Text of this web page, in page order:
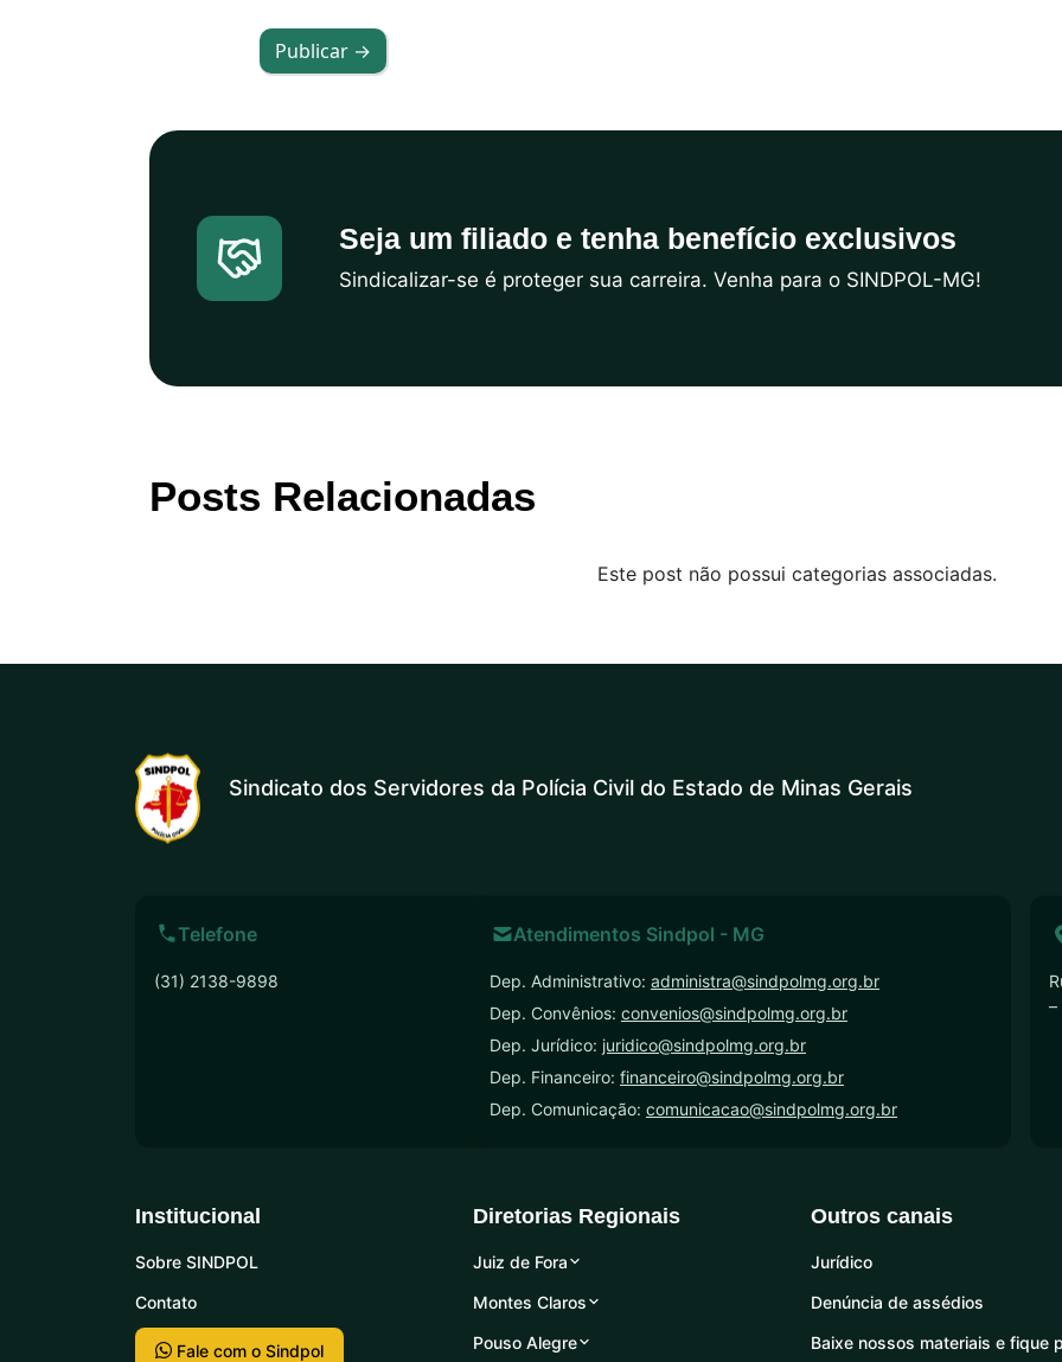
Publicar →
Seja um filiado e tenha benefício exclusivos
Sindicalizar-se é proteger sua carreira. Venha para o SINDPOL-MG!
Posts Relacionadas
Este post não possui categorias associadas.
Sindicato dos Servidores da Polícia Civil do Estado de Minas Gerais
Telefone
(31) 2138-9898
Atendimentos Sindpol - MG
Dep. Administrativo: administra@sindpolmg.org.br
Dep. Convênios: convenios@sindpolmg.org.br
Dep. Jurídico: juridico@sindpolmg.org.br
Dep. Financeiro: financeiro@sindpolmg.org.br
Dep. Comunicação: comunicacao@sindpolmg.org.br
–
Institucional
Sobre SINDPOL
Contato
Fale com o Sindpol
Diretorias Regionais
Juiz de Fora
Montes Claros
Pouso Alegre
Outros canais
Jurídico
Denúncia de assédios
Baixe nossos materiais e fique